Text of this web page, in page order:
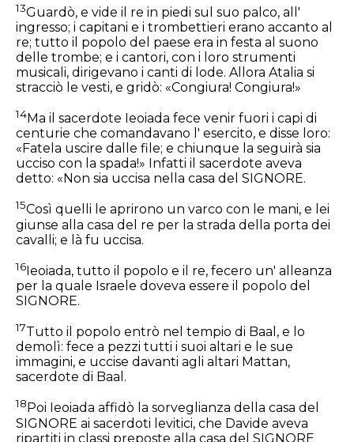
13Guardò, e vide il re in piedi sul suo palco, all'
ingresso; i capitani e i trombettieri erano accanto al
re; tutto il popolo del paese era in festa al suono
delle trombe; e i cantori, con i loro strumenti
musicali, dirigevano i canti di lode. Allora Atalia si
stracciò le vesti, e gridò: «Congiura! Congiura!»
14Ma il sacerdote Ieoiada fece venir fuori i capi di
centurie che comandavano l' esercito, e disse loro:
«Fatela uscire dalle file; e chiunque la seguirà sia
ucciso con la spada!» Infatti il sacerdote aveva
detto: «Non sia uccisa nella casa del SIGNORE.
15Così quelli le aprirono un varco con le mani, e lei
giunse alla casa del re per la strada della porta dei
cavalli; e là fu uccisa.
16Ieoiada, tutto il popolo e il re, fecero un' alleanza
per la quale Israele doveva essere il popolo del
SIGNORE.
17Tutto il popolo entrò nel tempio di Baal, e lo
demolì: fece a pezzi tutti i suoi altari e le sue
immagini, e uccise davanti agli altari Mattan,
sacerdote di Baal.
18 Poi Ieoiada affidò la sorveglianza della casa del
SIGNORE ai sacerdoti levitici, che Davide aveva
ripartiti in classi preposte alla casa del SIGNORE